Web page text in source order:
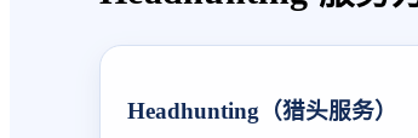
Headhunting（猎头服务）